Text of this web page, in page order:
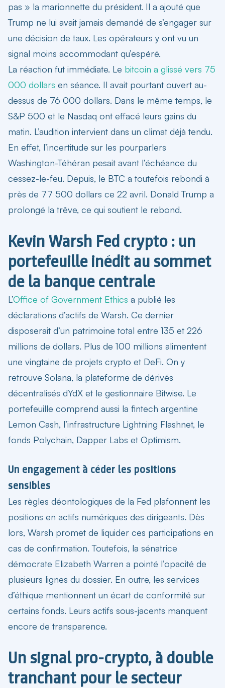
pas » la marionnette du président. Il a ajouté que
Trump ne lui avait jamais demandé de s’engager sur
une décision de taux. Les opérateurs y ont vu un
signal moins accommodant qu’espéré.
La réaction fut immédiate. Le bitcoin a glissé vers 75
000 dollars en séance. Il avait pourtant ouvert au-
dessus de 76 000 dollars. Dans le même temps, le
S&P 500 et le Nasdaq ont effacé leurs gains du
matin. L’audition intervient dans un climat déjà tendu.
En effet, l’incertitude sur les pourparlers
Washington-Téhéran pesait avant l’échéance du
cessez-le-feu. Depuis, le BTC a toutefois rebondi à
près de 77 500 dollars ce 22 avril. Donald Trump a
prolongé la trêve, ce qui soutient le rebond.
Kevin Warsh Fed crypto : un
portefeuille inédit au sommet
de la banque centrale
L’Office of Government Ethics a publié les
déclarations d’actifs de Warsh. Ce dernier
disposerait d’un patrimoine total entre 135 et 226
millions de dollars. Plus de 100 millions alimentent
une vingtaine de projets crypto et DeFi. On y
retrouve Solana, la plateforme de dérivés
décentralisés dYdX et le gestionnaire Bitwise. Le
portefeuille comprend aussi la fintech argentine
Lemon Cash, l’infrastructure Lightning Flashnet, le
fonds Polychain, Dapper Labs et Optimism.
Un engagement à céder les positions
sensibles
Les règles déontologiques de la Fed plafonnent les
positions en actifs numériques des dirigeants. Dès
lors, Warsh promet de liquider ces participations en
cas de confirmation. Toutefois, la sénatrice
démocrate Elizabeth Warren a pointé l’opacité de
plusieurs lignes du dossier. En outre, les services
d’éthique mentionnent un écart de conformité sur
certains fonds. Leurs actifs sous-jacents manquent
encore de transparence.
Un signal pro-crypto, à double
tranchant pour le secteur